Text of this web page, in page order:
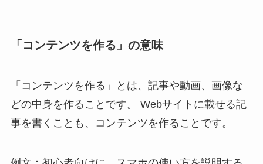
「コンテンツを作る」の意味
「コンテンツを作る」とは、記事や動画、画像な
どの中身を作ることです。 Webサイトに載せる記
事を書くことも、コンテンツを作ることです。